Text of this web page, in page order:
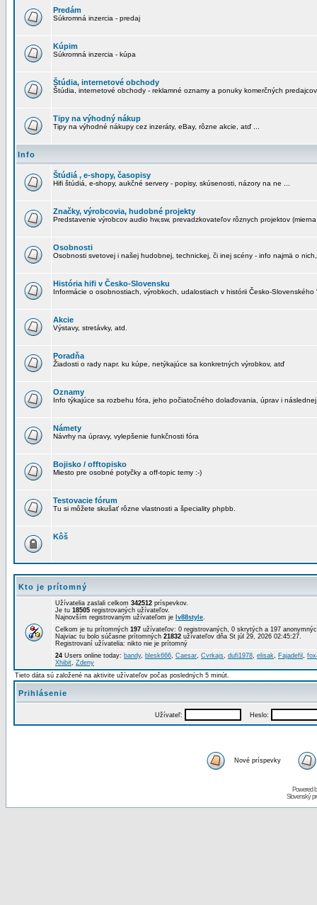
Predám
Súkromná inzercia - predaj
Kúpim
Súkromná inzercia - kúpa
Štúdia, internetové obchody
Štúdia, internetové obchody - reklamné oznamy a ponuky komerčných predajcov
Tipy na výhodný nákup
Tipy na výhodné nákupy cez inzeráty, eBay, rôzne akcie, atď ...
Info
Štúdiá , e-shopy, časopisy
Hifi štúdiá, e-shopy, aukčné servery - popisy, skúsenosti, názory na ne ...
Značky, výrobcovia, hudobné projekty
Predstavenie výrobcov audio hw,sw, prevadzkovateľov rôznych projektov
Osobnosti
Osobnosti svetovej i našej hudobnej, technickej, či inej scény - info najmä o
História hifi v Česko-Slovensku
Informácie o osobnostiach, výrobkoch, udalostiach v histórii Česko-Slovenského
Akcie
Výstavy, stretávky, atd.
Poradňa
Žiadosti o rady napr. ku kúpe, netýkajúce sa konkretných výrobkov, atď
Oznamy
Info týkajúce sa rozbehu fóra, jeho počiatočného dolaďovania, úprav i
Námety
Návrhy na úpravy, vylepšenie funkčnosti fóra
Bojisko / offtopisko
Miesto pre osobné potyčky a off-topic temy :-)
Testovacie fórum
Tu si môžete skušať rôzne vlastnosti a špeciality phpbb.
Kôš
Kto je prítomný
Užívatelia zaslali celkom 342512 príspevkov.
Je tu 18505 registrovaných užívateľov.
Najnovším registrovaným užívateľom je lv88style.
Celkom je tu prítomných 197 užívateľov: 0 registrovaných, 0 skrytých a 197
Najviac tu bolo súčasne prítomných 21832 užívateľov dňa St júl 29, 2026 02:45:27.
Registrovaní užívatelia: nikto nie je prítomný
24 Users online today: bandy, blesk666, Caesar, Cvrkajs, dufi1978, elisak, Fajadefil ,
Xhibit, Zdeny
Tieto dáta sú založené na aktivite užívateľov počas posledných 5 minút.
Prihlásenie
Užívateľ: Heslo:
Nové príspevky
Powered
Slovenský